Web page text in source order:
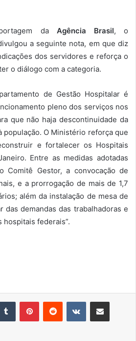
da Agência Brasil, o
a seguinte nota, em que diz
dos servidores e reforça o
o diálogo com a categoria.
de Gestão Hospitalar é
pleno dos serviços nos
que não haja descontinuidade da
população. O Ministério reforça que
e fortalecer os Hospitais
Entre as medidas adotadas
Comitê Gestor, a convocação de
e a prorrogação de mais de 1,7
além da instalação de mesa de
das demandas das trabalhadoras e
hospitais federais”.
Tumblr PinterestReddit VK Compartilhar via e-mail